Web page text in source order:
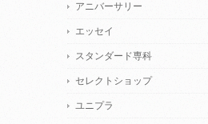
アニバーサリー
エッセイ
スタンダード専科
セレクトショップ
ユニプラ